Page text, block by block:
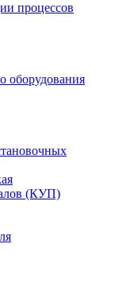
процессов
оборудования
(КУП)